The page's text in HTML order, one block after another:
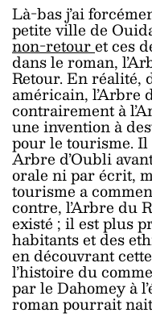
Là-bas j’ai
petite ville de
non-retouret ces
dans le roman,
Retour. En réalité,
américain, l’Arbre
contrairement à
une invention à
pour le tourisme. Il
Arbre d’Oubli
orale ni par écrit,
tourisme a
contre, l’Arbre du
existé ; il est plus
habitants et des
en découvrant
l’histoire du
par le Dahomeyà
roman pourrait